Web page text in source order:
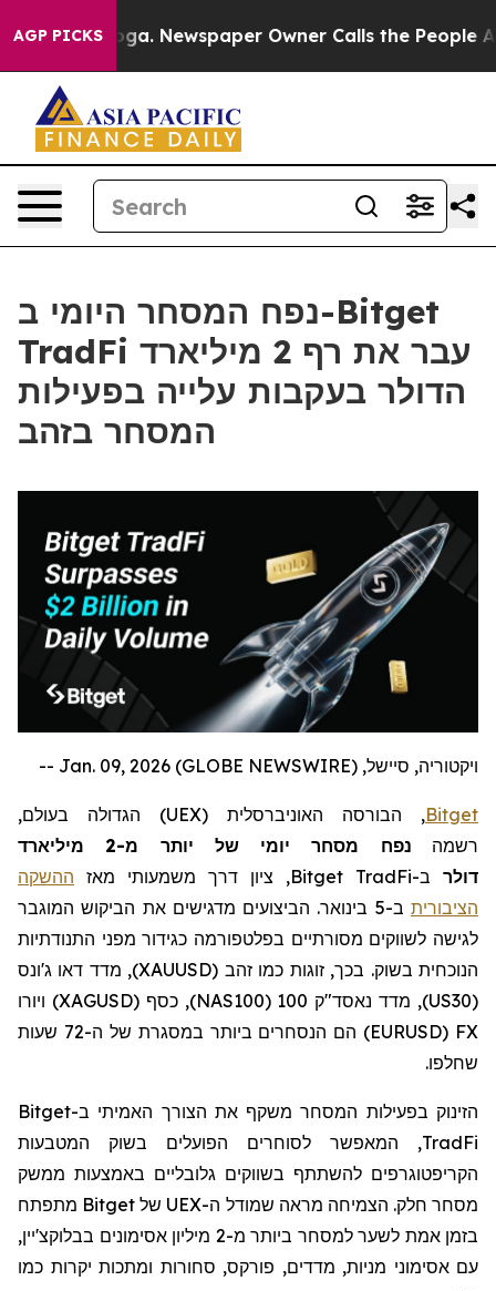
AGP PICKS Newspaper Owner Calls the People
נפח המסחר היומי ב-Bitget
TradFi עבר את רף 2 מיליארד
הדולר בעקבות עלייה בפעילות
המסחר בזהב
ויקטוריה, סיישל, Jan. 09, 2026 (GLOBE NEWSWIRE) --
Bitget, הבורסה האוניברסלית (UEX) הגדולה בעולם,
רשמה
נפח מסחר יומי של יותר מ-2 מיליארד
דולר ב-Bitget TradFi, ציון דרך משמעותי מאז ההשקה
הציבורית
ב-5 בינואר. הביצועים מדגישים את הביקוש המוגבר
לגישה לשווקים מסורתיים בפלטפורמה כגידור מפני התנודתיות
הנוכחית בשוק. בכך, זוגות כמו זהב (XAUUSD), מדד דאו ג'ונס
(
US30), מדד נאסד"ק 100 ( NAS100), כסף (XAGUSD) ויורו
FX
(EURUSD)
הם הנסחרים ביותר במסגרת של ה-72 שעות
שחלפו.
הזינוק בפעילות המסחר משקף את הצורך האמיתי ב-Bitget
TradFi, המאפשר לסוחרים הפועלים בשוק המטבעות
הקריפטוגרפים להשתתף בשווקים גלובליים באמצעות ממשק
מסחר חלק. הצמיחה מראה שמודל ה-UEX של Bitget מתפתח
בזמן אמת לשער למסחר ביותר מ-2 מיליון אסימונים
בבלוקצ'יין,
עם אסימוני מניות, מדדים, פורקס, סחורות ומתכות יקרות כמו